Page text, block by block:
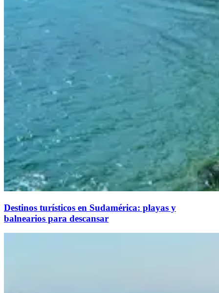
Destinos turísticos en Sudamérica: playas y
balnearios para descansar